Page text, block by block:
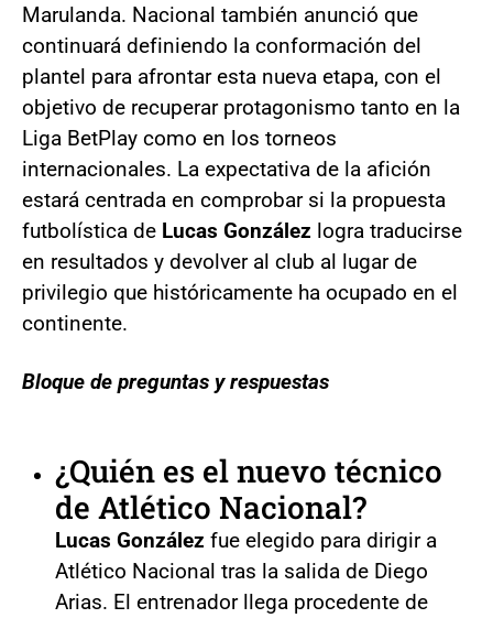
Marulanda. Nacional también anunció que
continuará definiendo la conformación del
plantel para afrontar esta nueva etapa, con el
objetivo de recuperar protagonismo tanto en la
Liga BetPlay como en los torneos
internacionales. La expectativa de la afición
estará centrada en comprobar si la propuesta
futbolística de Lucas González logra traducirse
en resultados y devolver al club al lugar de
privilegio que históricamente ha ocupado en el
continente.
Bloque de preguntas y respuestas
¿Quién es el nuevo técnico
de Atlético Nacional?
Lucas González fue elegido para dirigir a
Atlético Nacional tras la salida de Diego
Arias. El entrenador llega procedente de